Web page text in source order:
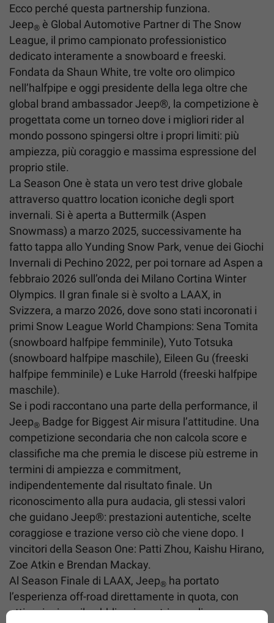
Ecco perché questa partnership funziona.
Jeep® è Global Automotive Partner di The Snow
League, il primo campionato professionistico
dedicato interamente a snowboard e freeski.
Fondata da Shaun White, tre volte oro olimpico
nell’halfpipe e oggi presidente della lega oltre che
global brand ambassador Jeep®, la competizione è
progettata come un torneo dove i migliori rider al
mondo possono spingersi oltre i propri limiti: più
ampiezza, più coraggio e massima espressione del
proprio stile.
La Season One è stata un vero test drive globale
attraverso quattro location iconiche degli sport
invernali. Si è aperta a Buttermilk (Aspen
Snowmass) a marzo 2025, successivamente ha
fatto tappa allo Yunding Snow Park, venue dei Giochi
Invernali di Pechino 2022, per poi tornare ad Aspen a
febbraio 2026 sull’onda dei Milano Cortina Winter
Olympics. Il gran finale si è svolto a LAAX, in
Svizzera, a marzo 2026, dove sono stati incoronati i
primi Snow League World Champions: Sena Tomita
(snowboard halfpipe femminile), Yuto Totsuka
(snowboard halfpipe maschile), Eileen Gu (freeski
halfpipe femminile) e Luke Harrold (freeski halfpipe
maschile).
Se i podi raccontano una parte della performance, il
Jeep® Badge for Biggest Air misura l’attitudine. Una
competizione secondaria che non calcola score e
classifiche ma che premia le discese più estreme in
termini di ampiezza e commitment,
indipendentemente dal risultato finale. Un
riconoscimento alla pura audacia, gli stessi valori
che guidano Jeep®: prestazioni autentiche, scelte
coraggiose e trazione verso ciò che viene dopo. I
vincitori della Season One: Patti Zhou, Kaishu Hirano,
Zoe Atkin e Brendan Mackay.
Al Season Finale di LAAX, Jeep® ha portato
l’esperienza off-road direttamente in quota, con
attivazioni per il pubblico, incontri con gli